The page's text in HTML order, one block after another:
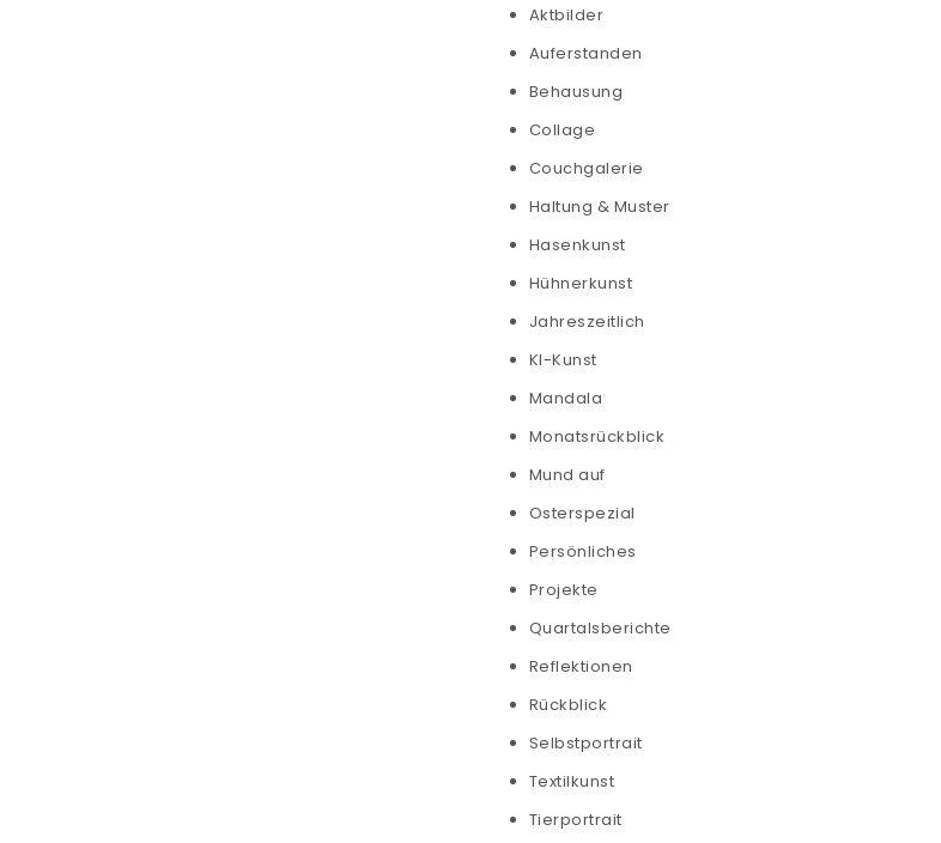
Aktbilder
Auferstanden
Behausung
Collage
Couchgalerie
Haltung & Muster
Hasenkunst
Hühnerkunst
Jahreszeitlich
KI-Kunst
Mandala
Monatsrückblick
Mund auf
Osterspezial
Persönliches
Projekte
Quartalsberichte
Reflektionen
Rückblick
Selbstportrait
Textilkunst
Tierportrait